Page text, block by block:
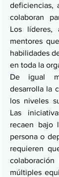
deficiencias,
colaboran
Los líderes,
mentores
habilidades
en toda la
De igual
desarrolla la
los niveles
Las
recaen bajo
persona o
requieren
múltiples